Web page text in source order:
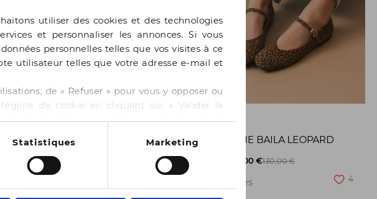
utiliser des cookies et des technologies
et personnaliser les annonces. Si vous
personnelles telles que vos visites à ce
utilisateur telles que votre adresse e-mail et
de « Refuser » pour vous y opposer ou
de cookie en cliquant sur « Valider la
modifier vos préférences en consultant
Statistiques Marketing
ERAM
BALLERINE BEJIA BEIGE
BALLERINE BAILA LEOPARD
65,00 €130,00 €
2 pointures 4